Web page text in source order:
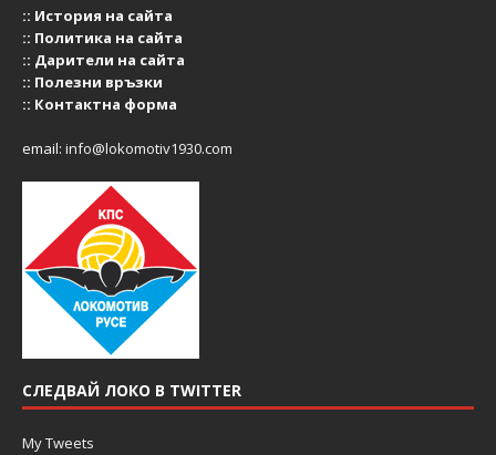
:: История на сайта
:: Политика на сайта
:: Дарители на сайта
:: Полезни връзки
:: Контактна форма
email: info@lokomotiv1930.com
СЛЕДВАЙ ЛОКО В TWITTER
My Tweets